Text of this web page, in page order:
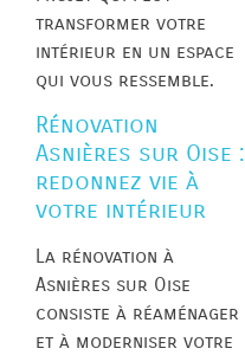
transformer votre
intérieur en un espace
qui vous ressemble.
Rénovation
Asnières sur Oise :
redonnez vie à
votre intérieur
La rénovation à
Asnières sur Oise
consiste à réaménager
et à moderniser votre